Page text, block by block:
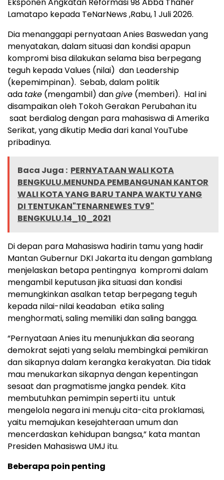
Eksponen Angkatan Reformasi 98 Abba Thaher
Lamatapo kepada TeNarNews ,Rabu, 1 Juli 2026.
Dia menanggapi pernyataan Anies Baswedan yang
menyatakan, dalam situasi dan kondisi apapun
kompromi bisa dilakukan selama bisa berpegang
teguh kepada Values (nilai) dan Leadership
(kepemimpinan). Sebab, dalam politik
ada take (mengambil) dangive (memberi). Hal ini
disampaikan oleh Tokoh Gerakan Perubahan itu
saat berdialog dengan para mahasiswa di Amerika
Serikat, yang dikutip Media dari kanal YouTube
pribadinya.
Baca Juga : PERNYATAAN WALI KOTA
BENGKULU.MENUNDA PEMBANGUNAN KANTOR
WALI KOTA YANG BARU TANPA WAKTU YANG
DI TENTUKAN"TENARNEWES TV9"
BENGKULU.14_10_2021
Di depan para Mahasiswa hadirin tamu yang hadir
Mantan Gubernur DKI Jakarta itu dengan gamblang
menjelaskan betapa pentingnya kompromi dalam
mengambil keputusan jika situasi dan kondisi
memungkinkan asalkan tetap berpegang teguh
kepada nilai-nilai keadaban etika saling
menghormati, saling memiliki dan saling bangga.
“Pernyataan Anies itu menunjukkan dia seorang
demokrat sejati yang selalu membingkai pemikiran
dan sikapnya dalam kerangka kerakyatan. Dia tidak
mau menukarkan sikapnya dengan kepentingan
sesaat dan pragmatisme jangka pendek. Kita
membutuhkan pemimpin seperti itu untuk
mengelola negara ini menuju cita-cita proklamasi,
yaitu memajukan kesejahteraan umum dan
mencerdaskan kehidupan bangsa,” kata mantan
Presiden Mahasiswa UMJ itu.
Beberapa poin penting